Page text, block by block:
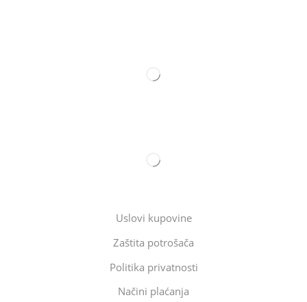
Uslovi kupovine
Zaštita potrošača
Politika privatnosti
Načini plaćanja